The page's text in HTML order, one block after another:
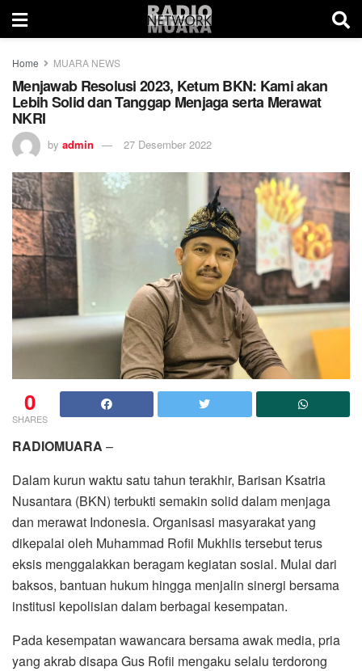
Home MUARA NEWS
Menjawab Resolusi 2023, Ketum BKN: Kami akan
Lebih Solid dan Tanggap Menjaga serta Merawat
NKRI
by admin 27 Desember 2022
0
SHARES
RADIOMUARA –
Dalam kurun waktu satu tahun terakhir, Barisan Ksatria
Nusantara (BKN) terbukti semakin solid dalam menjaga
dan merawat Indonesia. Organisasi masyarakat yang
dikepalai oleh Muhammad Rofii Mukhlis tersebut terus
eksis menggalakkan beragam kegiatan sosial. Mulai dari
baksos, bantuan hukum hingga menjalin sinergi bersama
institusi kepolisian dalam berbagai kesempatan.
Pada kesempatan wawancara bersama awak media, pria
yang akrab disapa Gus Rofii mengaku selalu terdorong